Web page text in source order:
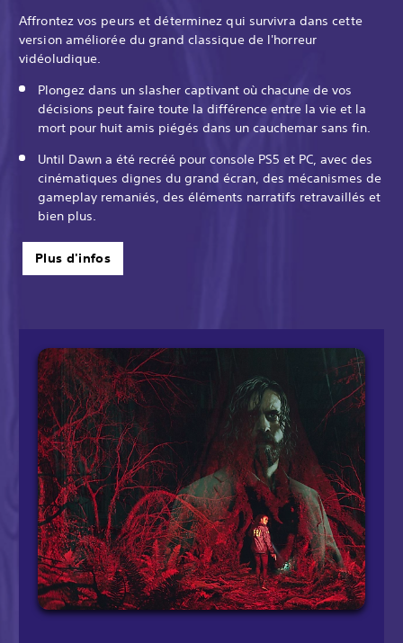
Affrontez vos peurs et déterminez qui survivra dans cette
version améliorée du grand classique de l'horreur
vidéoludique.
Plongez dans un slasher captivant où chacune de vos
décisions peut faire toute la différence entre la vie et la
mort pour huit amis piégés dans un cauchemar sans fin.
Until Dawn a été recréé pour console PS5 et PC, avec des
cinématiques dignes du grand écran, des mécanismes de
gameplay remaniés, des éléments narratifs retravaillés et
bien plus.
Plus d'infos